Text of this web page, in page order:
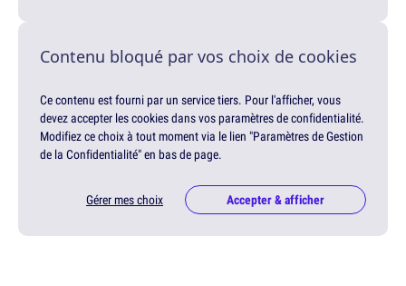
Contenu bloqué par vos choix de cookies
Ce contenu est fourni par un service tiers. Pour l'afficher, vous
devez accepter les cookies dans vos paramètres de confidentialité.
Modifiez ce choix à tout moment via le lien "Paramètres de Gestion
de la Confidentialité" en bas de page.
Gérer mes choix Accepter & afficher